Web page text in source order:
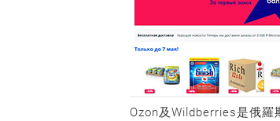
Ozon及Wildberries是俄羅